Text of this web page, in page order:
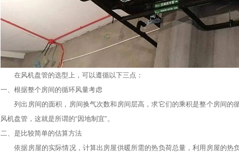
在风机盘管的选型上，可以遵循以下三点：
一、根据整个房间的循环风量考虑
列出房间的面积，房间换气次数和房间层高，求它们的乘积是整个房间的
风机盘管，这就是所谓的“因地制宜”。
二、是比较简单的估算方法
依据房屋的实际情况，计算出房屋供暖所需的热负荷总量，利用房屋的热